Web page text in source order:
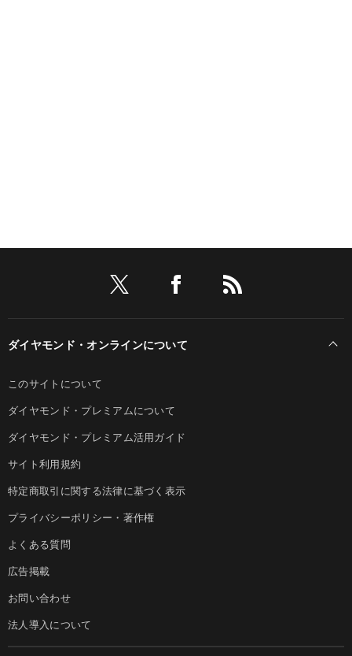
ダイヤモンド・オンラインについて
このサイトについて
ダイヤモンド・プレミアムについて
ダイヤモンド・プレミアム活用ガイド
サイト利用規約
特定商取引に関する法律に基づく表示
プライバシーポリシー・著作権
よくある質問
広告掲載
お問い合わせ
法人導入について